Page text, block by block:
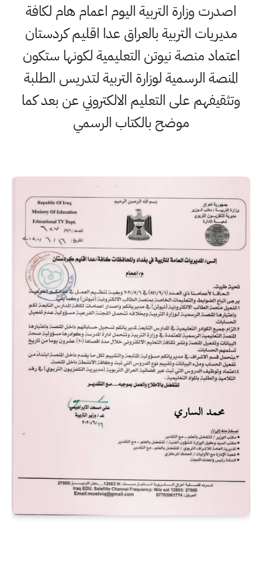
اصدرت وزارة التربية اليوم اعمام هام لكافة
مديريات التربية بالعراق عدا اقليم كردستان
اعتماد منصة نيوتن التعليمية لكونها ستكون
المنصة الرسمية لوزارة التربية لتدريس الطلبة
وتثقيفهم على التعليم الالكتروني عن بعد كما
موضح بالكتاب الرسمي